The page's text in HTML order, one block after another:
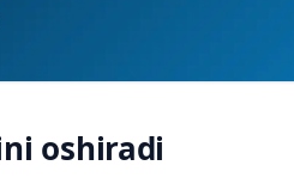
oshiradi